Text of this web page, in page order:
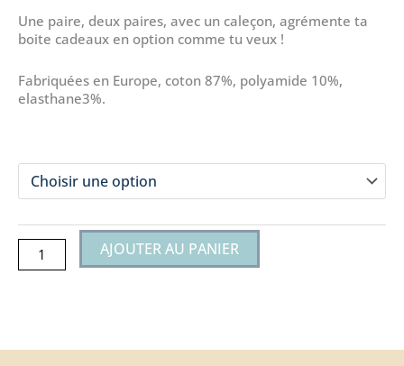
Une paire, deux paires, avec un caleçon, agrémente ta
boite cadeaux en option comme tu veux !
Fabriquées en Europe, coton 87%, polyamide 10%,
elasthane3%.
de
CHAUSSETTES
mixte
OH
HE
AJOUTER AU PANIER